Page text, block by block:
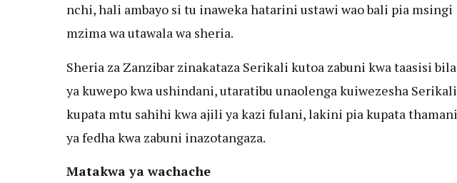
nchi, hali ambayo si tu inaweka hatarini ustawi wao bali pia msingi
mzima wa utawala wa sheria.
Sheria za Zanzibar zinakataza Serikali kutoa zabuni kwa taasisi bila
ya kuwepo kwa ushindani, utaratibu unaolenga kuiwezesha Serikali
kupata mtu sahihi kwa ajili ya kazi fulani, lakini pia kupata thamani
ya fedha kwa zabuni inazotangaza.
Matakwa ya wachache